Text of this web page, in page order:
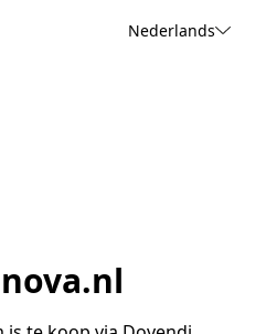
Nederlands